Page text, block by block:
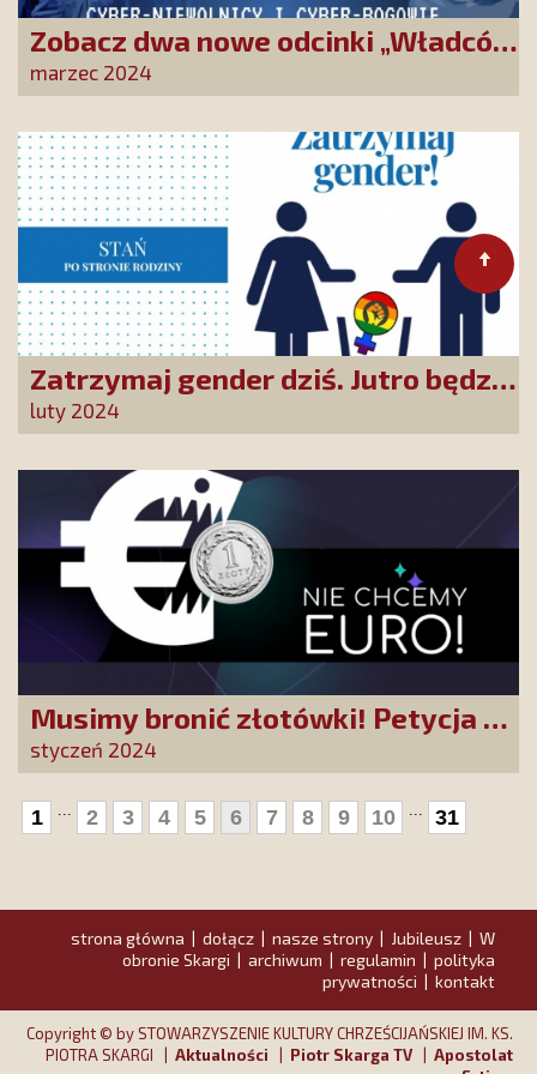
Zobacz dwa nowe odcinki „Władców
świata”. Poznaj sieć powiązań
miliarderów i polityków
marzec 2024
Zatrzymaj gender dziś. Jutro będzie
za późno!
luty 2024
Musimy bronić złotówki! Petycja do
premiera i ministra finansów
przeciwko przyjmowaniu przez
Polskę euro
styczeń 2024
1 2 3 4 5 6 7 8 9 10 31
strona główna | dołącz | nasze strony | Jubileusz | W
obronie Skargi | archiwum | regulamin | polityka
prywatności | kontakt
Copyright © by STOWARZYSZENIE KULTURY CHRZEŚCIJAŃSKIEJ IM. KS.
PIOTRA SKARGI | Aktualności | Piotr Skarga TV | Apostolat